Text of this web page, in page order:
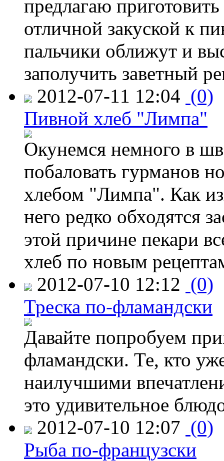
предлагаю
отличной закуской к
пальчики оближут и
заполучить заветный
2012-07-11 12:04 (0)
Пивной хлеб "Лимпа"
Окунемся немного в
побаловать гурманов
хлебом "Лимпа". Как
него редко обходятся
этой причине пекари
хлеб по новым
2012-07-10 12:12 (0)
Треска по-фламандски
Давайте попробуем
фламандски. Те, кто
наилучшими
это удивительное
2012-07-10 12:07 (0)
Рыба по-французски